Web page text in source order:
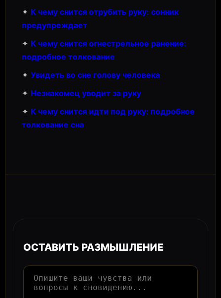
✦ К чему снится отрубить руку: сонник
предупреждает
✦ К чему снится огнестрельное ранение:
подробное толкование
✦ Увидеть во сне голову человека
✦ Незнакомец уводит за руку
✦ К чему снится идти под руку: подробное
толкование сна
ОСТАВИТЬ РАЗМЫШЛЕНИЕ